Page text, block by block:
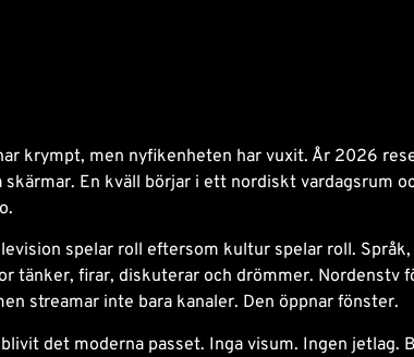
krympt, men nyfikenheten har vuxit. År 2026
skärmar. En kväll börjar i ett nordiskt vardagsrum
spelar roll eftersom kultur spelar roll.
tänker, firar, diskuterar och drömmer. Nordenstv
streamar inte bara kanaler. Den öppnar fönster.
blivit det moderna passet. Inga visum. Ingen